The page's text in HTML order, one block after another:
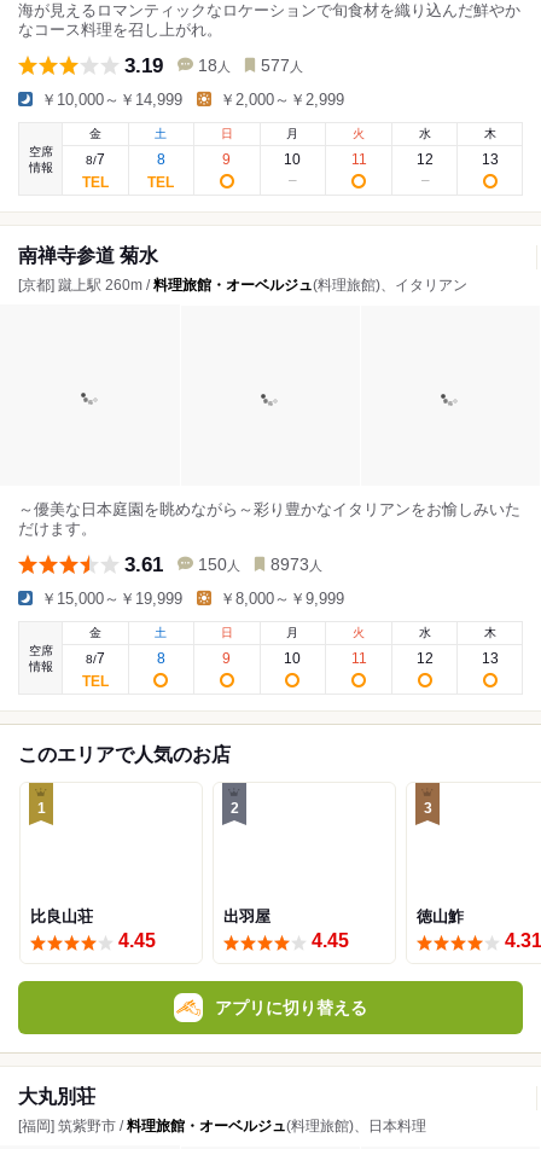
海が見えるロマンティックなロケーションで旬食材を織り込んだ鮮やか
なコース料理を召し上がれ。
3.19 18 人 577 人
￥10,000～￥14,999 ￥2,000～￥2,999
空席
情報
金
8/7
土
8
日
9
月
10
火
11
水
12
木
13
南禅寺参道 菊水
[京都] 蹴上駅 260m /料理旅館・オーベルジュ(料理旅館)、イタリアン
～優美な日本庭園を眺めながら～彩り豊かなイタリアンをお愉しみいた
だけます。
3.61 150 人 8973 人
￥15,000～￥19,999 ￥8,000～￥9,999
空席
情報
金
8/7
土
8
日
9
月
10
火
11
水
12
木
13
このエリアで人気のお店
1
比良山荘
4.45
2
出羽屋
4.45
3
徳山鮓
4.31
アプリに切り替える
大丸別荘
[福岡] 筑紫野市 /料理旅館・オーベルジュ(料理旅館)、日本料理